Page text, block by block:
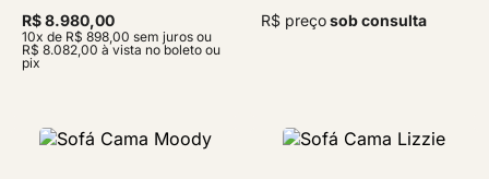
R$ 8.980,00
10x de R$ 898,00 sem juros ou
R$ 8.082,00 à vista no boleto ou
pix
R$ preçosob consulta